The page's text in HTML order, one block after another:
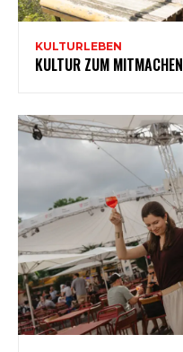
KULTURLEBEN
KULTUR ZUM MITMACHEN